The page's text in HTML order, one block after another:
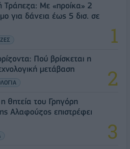
Τράπεζα: Με «προίκα» 2
για δάνεια έως 5 δισ. σε
Πού βρίσκεται η
μετάβαση
θητεία του Γρηγόρη
Αλαφούζος επιστρέφει